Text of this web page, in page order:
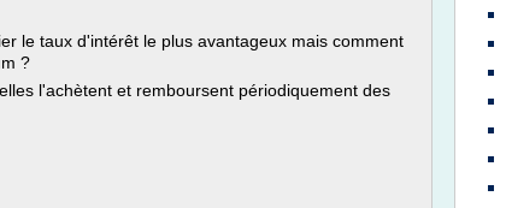
le taux d'intérêt le plus avantageux mais comment
?
l'achètent et remboursent périodiquement des